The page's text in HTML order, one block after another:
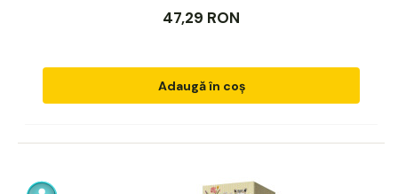
47,29 RON
Adaugă în coș